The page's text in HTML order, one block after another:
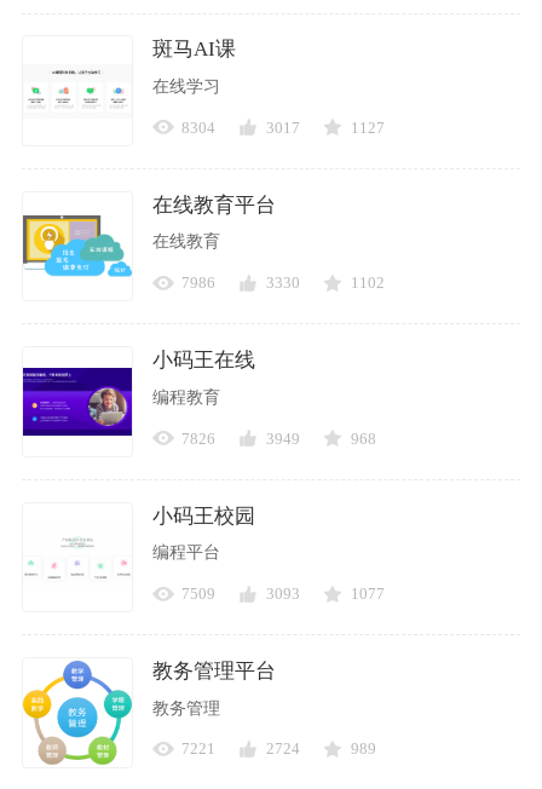
斑马AI课
在线学习
8304 3017 1127
在线教育平台
在线教育
7986 3330 1102
小码王在线
编程教育
7826 3949 968
小码王校园
编程平台
7509 3093 1077
教务管理平台
教务管理
7221 2724 989